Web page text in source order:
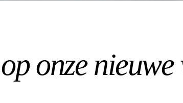
onze nieuwe